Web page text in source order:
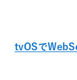
tvOSで